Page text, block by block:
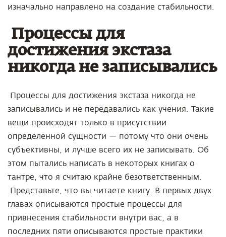
изначально направлено на создание стабильности.
Процессы для
достижения экстаза
никогда не записывались
Процессы для достижения экстаза никогда не
записывались и не передавались как учения. Такие
вещи происходят только в присутствии
определенной сущности — потому что они очень
субъективны, и лучше всего их не записывать. Об
этом пытались написать в некоторых книгах о
тантре, что я считаю крайне безответственным.
Представьте, что вы читаете книгу. В первых двух
главах описываются простые процессы для
привнесения стабильности внутри вас, а в
последних пяти описываются простые практики